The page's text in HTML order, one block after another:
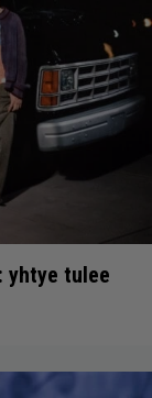
yhtye tulee